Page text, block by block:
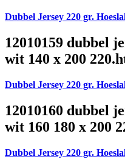
Dubbel Jersey 220 gr.
12010159 dubbel
wit 140 x 200
Dubbel Jersey 220 gr.
12010160 dubbel
wit 160 180 x 200
Dubbel Jersey 220 gr.